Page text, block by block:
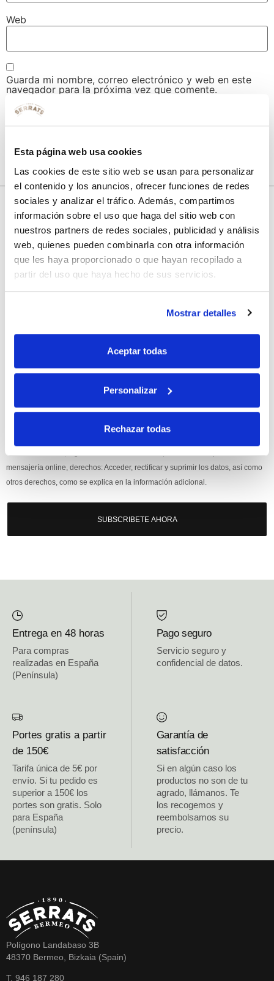
Esta página web usa cookies
Las cookies de este sitio web se usan para personalizar
el contenido y los anuncios, ofrecer funciones de redes
sociales y analizar el tráfico. Además, compartimos
información sobre el uso que haga del sitio web con
nuestros partners de redes sociales, publicidad y análisis
web, quienes pueden combinarla con otra información
que les haya proporcionado o que hayan recopilado a
partir del uso que haya hecho de sus servicios.
Mostrar detalles
Aceptar todas
Personalizar
Rechazar todas
Web
Guarda mi nombre, correo electrónico y web en este
navegador para la próxima vez que comente.
10% de descuento
con tu primera compra.
a nuestra newsletter para recibir nuestrasofertas
Si, he leído y acepto la política de protección de datos.
fines comerciales, legitimación: consentimiento, destinatarios: proveedor de
mensajería online, derechos: Acceder, rectificar y suprimir los datos, así como
otros derechos, como se explica en la información adicional.
SUBSCRIBETE AHORA
Entrega en 48 horas
Para compras
realizadas en España
(Península)
Pago seguro
Servicio seguro y
confidencial de datos.
Portes gratis a partir
de 150€
Tarifa única de 5€ por
envío. Si tu pedido es
superior a 150€ los
portes son gratis. Solo
para España
(península)
Garantía de
satisfacción
Si en algún caso los
productos no son de tu
agrado, llámanos. Te
los recogemos y
reembolsamos su
precio.
Polígono Landabaso 3B
48370 Bermeo, Bizkaia (Spain)
T. 946 187 280